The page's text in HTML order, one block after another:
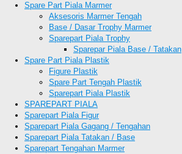
Spare Part Piala Marmer
Aksesoris Marmer Tengah
Base / Dasar Trophy Marmer
Sparepart Piala Trophy
Sparepar Piala Base / Tatakan
Spare Part Piala Plastik
Figure Plastik
Spare Part Tengah Plastik
Sparepart Piala Plastik
SPAREPART PIALA
Sparepart Piala Figur
Sparepart Piala Gagang / Tengahan
Sparepart Piala Tatakan / Base
Sparepart Tengahan Marmer